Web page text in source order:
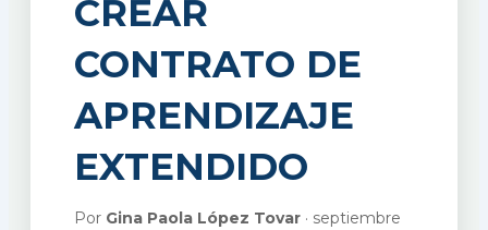
CREAR
CONTRATO DE
APRENDIZAJE
EXTENDIDO
Por Gina Paola López Tovar· septiembre